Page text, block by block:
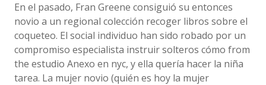
En el pasado, Fran Greene consiguió su entonces
novio a un regional colección recoger libros sobre el
coqueteo. El social individuo han sido robado por un
compromiso especialista instruir solteros cómo from
the estudio Anexo en nyc, y ella quería hacer la niña
tarea. La mujer novio (quién es hoy la mujer